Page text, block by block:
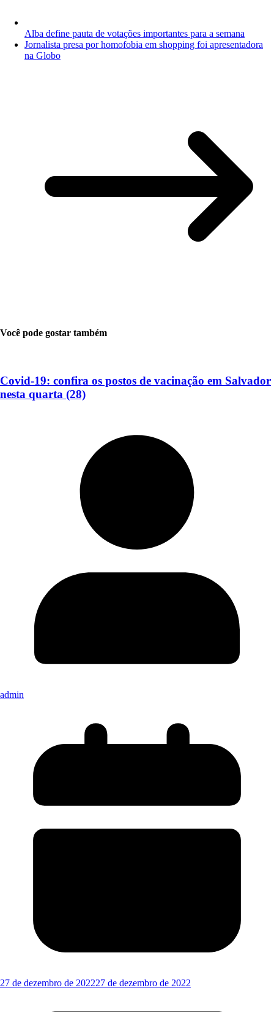
Alba define pauta de votações importantes para a semana
Jornalista presa por homofobia em shopping foi apresentadora
na Globo
Você pode gostar também
Covid-19: confira os postos de vacinação em Salvador
nesta quarta (28)
admin
27 de dezembro de 202227 de dezembro de 2022